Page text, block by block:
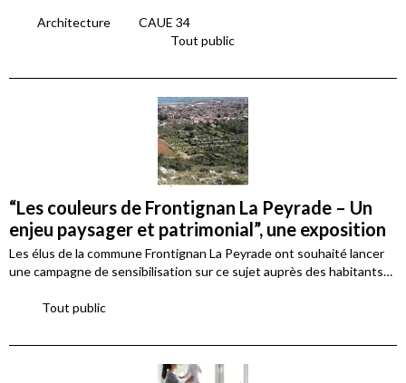
Architecture
CAUE 34
Tout public
“Les couleurs de Frontignan La Peyrade – Un
enjeu paysager et patrimonial”, une exposition
Les élus de la commune Frontignan La Peyrade ont souhaité lancer
une campagne de sensibilisation sur ce sujet auprès des habitants…
Tout public